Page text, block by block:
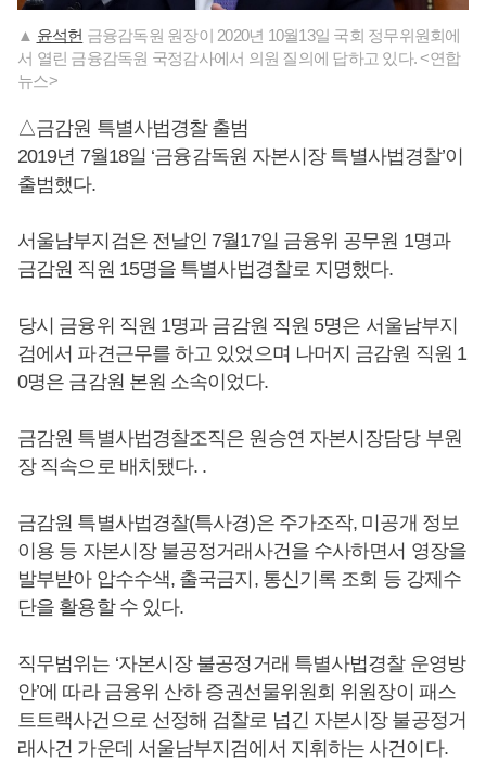
▲ 윤석헌 금융감독원 원장이 2020년 10월13일 국회 정무위원회에
서 열린 금융감독원 국정감사에서 의원 질의에 답하고 있다. <연합
뉴스>
△금감원 특별사법경찰 출범
2019년 7월18일 ‘금융감독원 자본시장 특별사법경찰’이
출범했다.
서울남부지검은 전날인 7월17일 금융위 공무원 1명과
금감원 직원 15명을 특별사법경찰로 지명했다.
당시 금융위 직원 1명과 금감원 직원 5명은 서울남부지
검에서 파견근무를 하고 있었으며 나머지 금감원 직원 1
0명은 금감원 본원 소속이었다.
금감원 특별사법경찰조직은 원승연 자본시장담당 부원
장 직속으로 배치됐다. .
금감원 특별사법경찰(특사경)은 주가조작, 미공개 정보
이용 등 자본시장 불공정거래사건을 수사하면서 영장을
발부받아 압수수색, 출국금지, 통신기록 조회 등 강제수
단을 활용할 수 있다.
직무범위는 ‘자본시장 불공정거래 특별사법경찰 운영방
안’에 따라 금융위 산하 증권선물위원회 위원장이 패스
트트랙사건으로 선정해 검찰로 넘긴 자본시장 불공정거
래사건 가운데 서울남부지검에서 지휘하는 사건이다.